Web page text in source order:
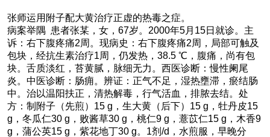
张师运用附子配大黄治疗正虚的热毒之症。
病案举隅 患者张某，女，67岁。2000年5月15日就诊。主
诉：右下腹疼痛2周。现病史：右下腹疼痛2周，局部可触及
包块，经抗生素治疗1周，仍发热，38.5 ℃，腹痛，尚有包
块。舌质淡红，苔黄腻，脉细无力。西医诊断：慢性阑尾
炎。中医诊断：肠痈。辨证：正气不足，湿热壅滞，瘀结肠
中。治以温阳扶正，清热解毒，行气活血，排脓去结。处
方：制附子（先煎）15 g，生大黄（后下）15 g，牡丹皮15
g，冬瓜仁30 g，败酱草30 g，桃仁9 g，薏苡仁15 g，木香9
g，蒲公英15 g，紫花地丁30 g。1剂/d，水煎服，早晚分